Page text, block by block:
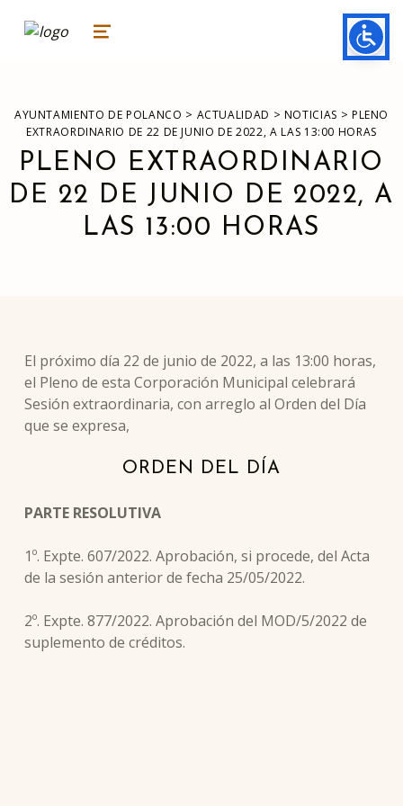
ayuntamiento de polanco
AYUNTAMIENTO DE POLANCO MENU
AYUNTAMIENTO DE POLANCO > ACTUALIDAD > NOTICIAS > PLENO
EXTRAORDINARIO DE 22 DE JUNIO DE 2022, A LAS 13:00 HORAS
PLENO EXTRAORDINARIO
DE 22 DE JUNIO DE 2022, A
LAS 13:00 HORAS
El próximo día 22 de junio de 2022, a las 13:00 horas,
el Pleno de esta Corporación Municipal celebrará
Sesión extraordinaria, con arreglo al Orden del Día
que se expresa,
ORDEN DEL DÍA
PARTE RESOLUTIVA
1º. Expte. 607/2022. Aprobación, si procede, del Acta
de la sesión anterior de fecha 25/05/2022.
2º. Expte. 877/2022. Aprobación del MOD/5/2022 de
suplemento de créditos.